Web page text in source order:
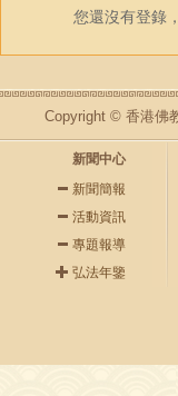
您還沒有登錄
Copyright © 香港佛
新聞中心
新聞簡報
活動資訊
專題報導
弘法年鑒